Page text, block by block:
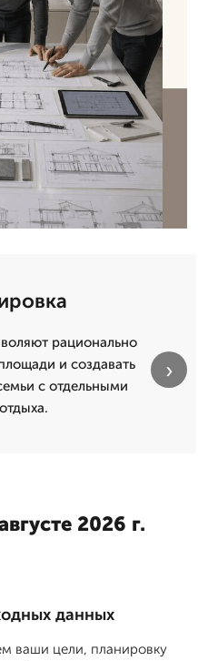
рационально
и создавать
с отдельными
›
2026 г.
данных
ваши цели, планировку